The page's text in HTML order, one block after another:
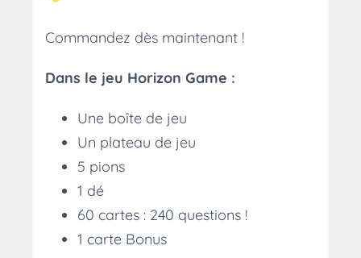
Commandez dès maintenant !
Dans le jeu Horizon Game :
Une boîte de jeu
Un plateau de jeu
5 pions
1 dé
60 cartes : 240 questions !
1 carte Bonus